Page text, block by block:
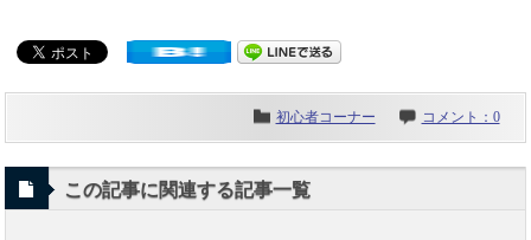
初心者コーナー コメント：0
この記事に関連する記事一覧